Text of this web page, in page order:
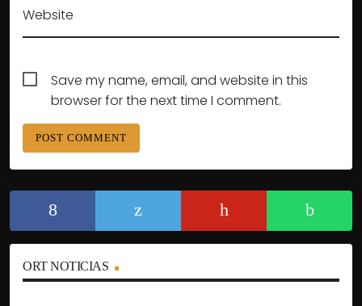
Website
Save my name, email, and website in this
browser for the next time I comment.
ORT NOTICIAS